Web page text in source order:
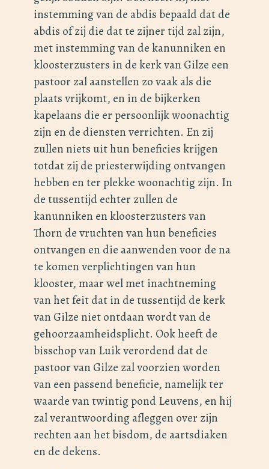
instemming van de abdis bepaald dat de
abdis of zij die dat te zijner tijd zal zijn,
met instemming van de kanunniken en
kloosterzusters in de kerk van Gilze een
pastoor zal aanstellen zo vaak als die
plaats vrijkomt, en in de bijkerken
kapelaans die er persoonlijk woonachtig
zijn en de diensten verrichten. En zij
zullen niets uit hun beneficies krijgen
totdat zij de priesterwijding ontvangen
hebben en ter plekke woonachtig zijn. In
de tussentijd echter zullen de
kanunniken en kloosterzusters van
Thorn de vruchten van hun beneficies
ontvangen en die aanwenden voor de na
te komen verplichtingen van hun
klooster, maar wel met inachtneming
van het feit dat in de tussentijd de kerk
van Gilze niet ontdaan wordt van de
gehoorzaamheidsplicht. Ook heeft de
bisschop van Luik verordend dat de
pastoor van Gilze zal voorzien worden
van een passend beneficie, namelijk ter
waarde van twintig pond Leuvens, en hij
zal verantwoording afleggen over zijn
rechten aan het bisdom, de aartsdiaken
en de dekens.